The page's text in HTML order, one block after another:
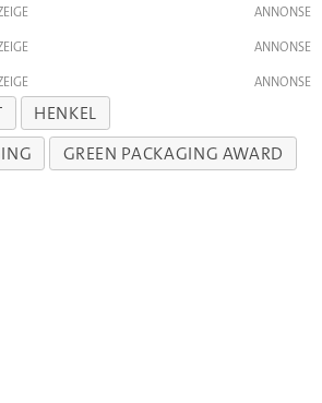
HENKEL
GREEN PACKAGING AWARD